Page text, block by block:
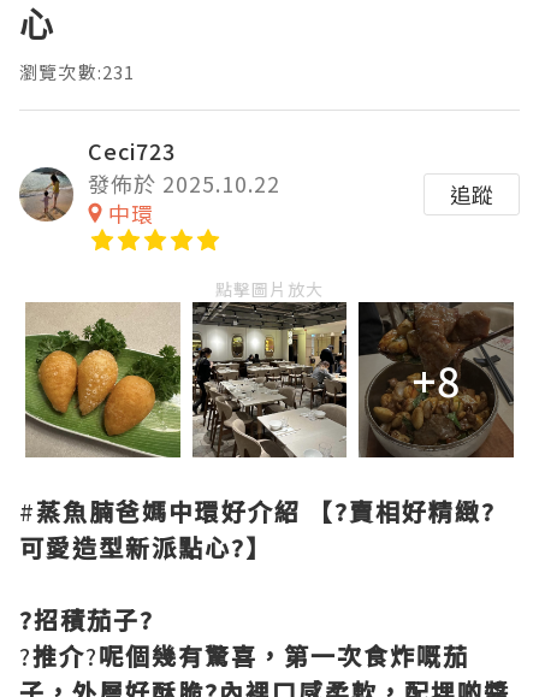
心
瀏覽次數:231
Ceci723
發佈於 2025.10.22
中環
追蹤
點擊圖片放大
+8
#蒸魚腩爸媽中環好介紹
【?賣相好精緻?
可愛造型新派點心?】
?招積茄子?
?推介?呢個幾有驚喜，第一次食炸嘅茄